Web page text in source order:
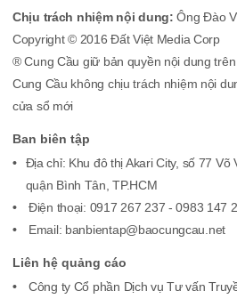
Chịu trách nhiệm nội dung:Ông Đào
Copyright © 2016 Đất Việt Media Corp
® Cung Cầu giữ bản quyền nội dung
Cung Cầu không chịu trách nhiệm nội
cửa sổ mới
Ban biên tập
Địa chỉ: Khu đô thị Akari City, số 77 Võ
quận Bình Tân, TP.HCM
Điện thoại: 0917 267 237 - 0983 147
Email: banbientap@baocungcau.net
Liên hệ quảng cáo
Công ty Cổ phần Dịch vụ Tư vấn